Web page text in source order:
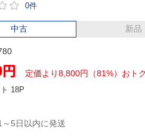
0件
中古 新品
円 定価より8,800円（81%）おトク
18P
5日以内に発送